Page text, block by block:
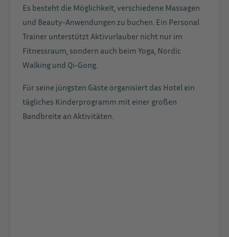
Es besteht die Möglichkeit, verschiedene Massagen
und Beauty-Anwendungen zu buchen. Ein Personal
Trainer unterstützt Aktivurlauber nicht nur im
Fitnessraum, sondern auch beim Yoga, Nordic
Walking und Qi-Gong.
Für seine jüngsten Gäste organisiert das Hotel ein
tägliches Kinderprogramm mit einer großen
Bandbreite an Aktivitäten.